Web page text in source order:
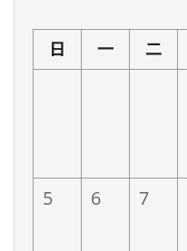
日 一 二
5 6 7